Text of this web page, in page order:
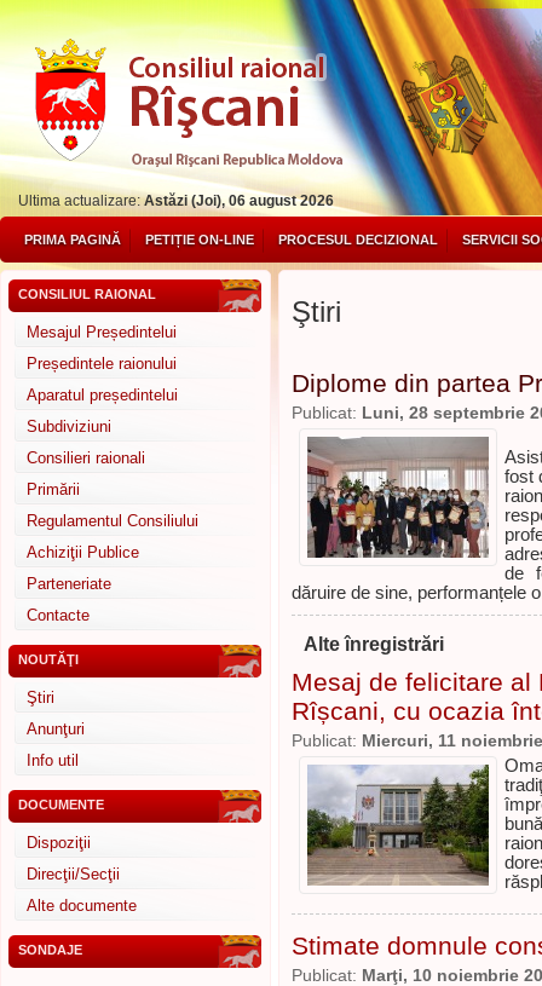
Ultima actualizare:Astăzi (Joi), 06 august 2026
PRIMA PAGINĂ PETIȚIE ON-LINE PROCESUL DECIZIONAL SERVICII
CONSILIUL RAIONAL
Mesajul Președintelui
Președintele raionului
Aparatul președintelui
Subdiviziuni
Consilieri raionali
Primării
Regulamentul Consiliului
Achiziţii Publice
Parteneriate
Contacte
NOUTĂŢI
Ştiri
Anunţuri
Info util
DOCUMENTE
Dispoziţii
Direcţii/Secţii
Alte documente
SONDAJE
Ştiri
Diplome din partea
Publicat: Luni, 28 septembrie
fost
de
dăruire de sine, performanțele
Alte înregistrări
Mesaj de felicitare al
Rîșcani, cu ocazia
Publicat: Miercuri, 11
Stimate domnule
Publicat: Marţi, 10 noiembrie